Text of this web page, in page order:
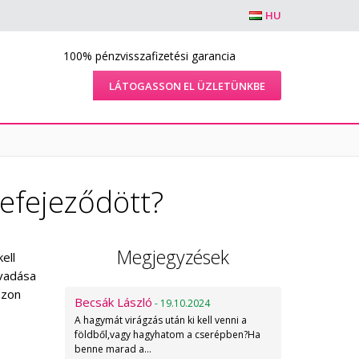
HU
100% pénzvisszafizetési garancia
LÁTOGASSON EL ÜZLETÜNKBE
Megjegyzések
Becsák László - 19.10.2024
A hagymát virágzás után ki kell venni a
földből,vagy hagyhatom a cserépben?Ha
benne marad a…